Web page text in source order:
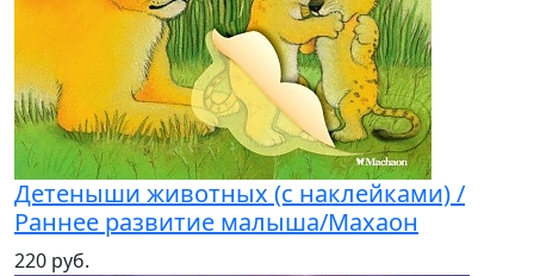
Детеныши животных (с наклейками) /
Раннее развитие малыша/Махаон
220 руб.